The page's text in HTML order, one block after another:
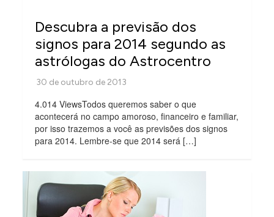
Descubra a previsão dos
signos para 2014 segundo as
astrólogas do Astrocentro
4.014 ViewsTodos queremos saber o que
acontecerá no campo amoroso, financeiro e familiar,
por isso trazemos a você as previsões dos signos
para 2014. Lembre-se que 2014 será […]